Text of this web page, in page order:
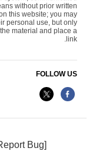
without prior written
on this website; you may
personal use, but only
the material and place a
link.
FOLLOW US